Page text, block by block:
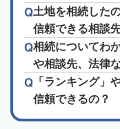
土地を相続した
信頼できる相談
相続についてわ
や相談先、法律
「ランキング」
信頼できるの？